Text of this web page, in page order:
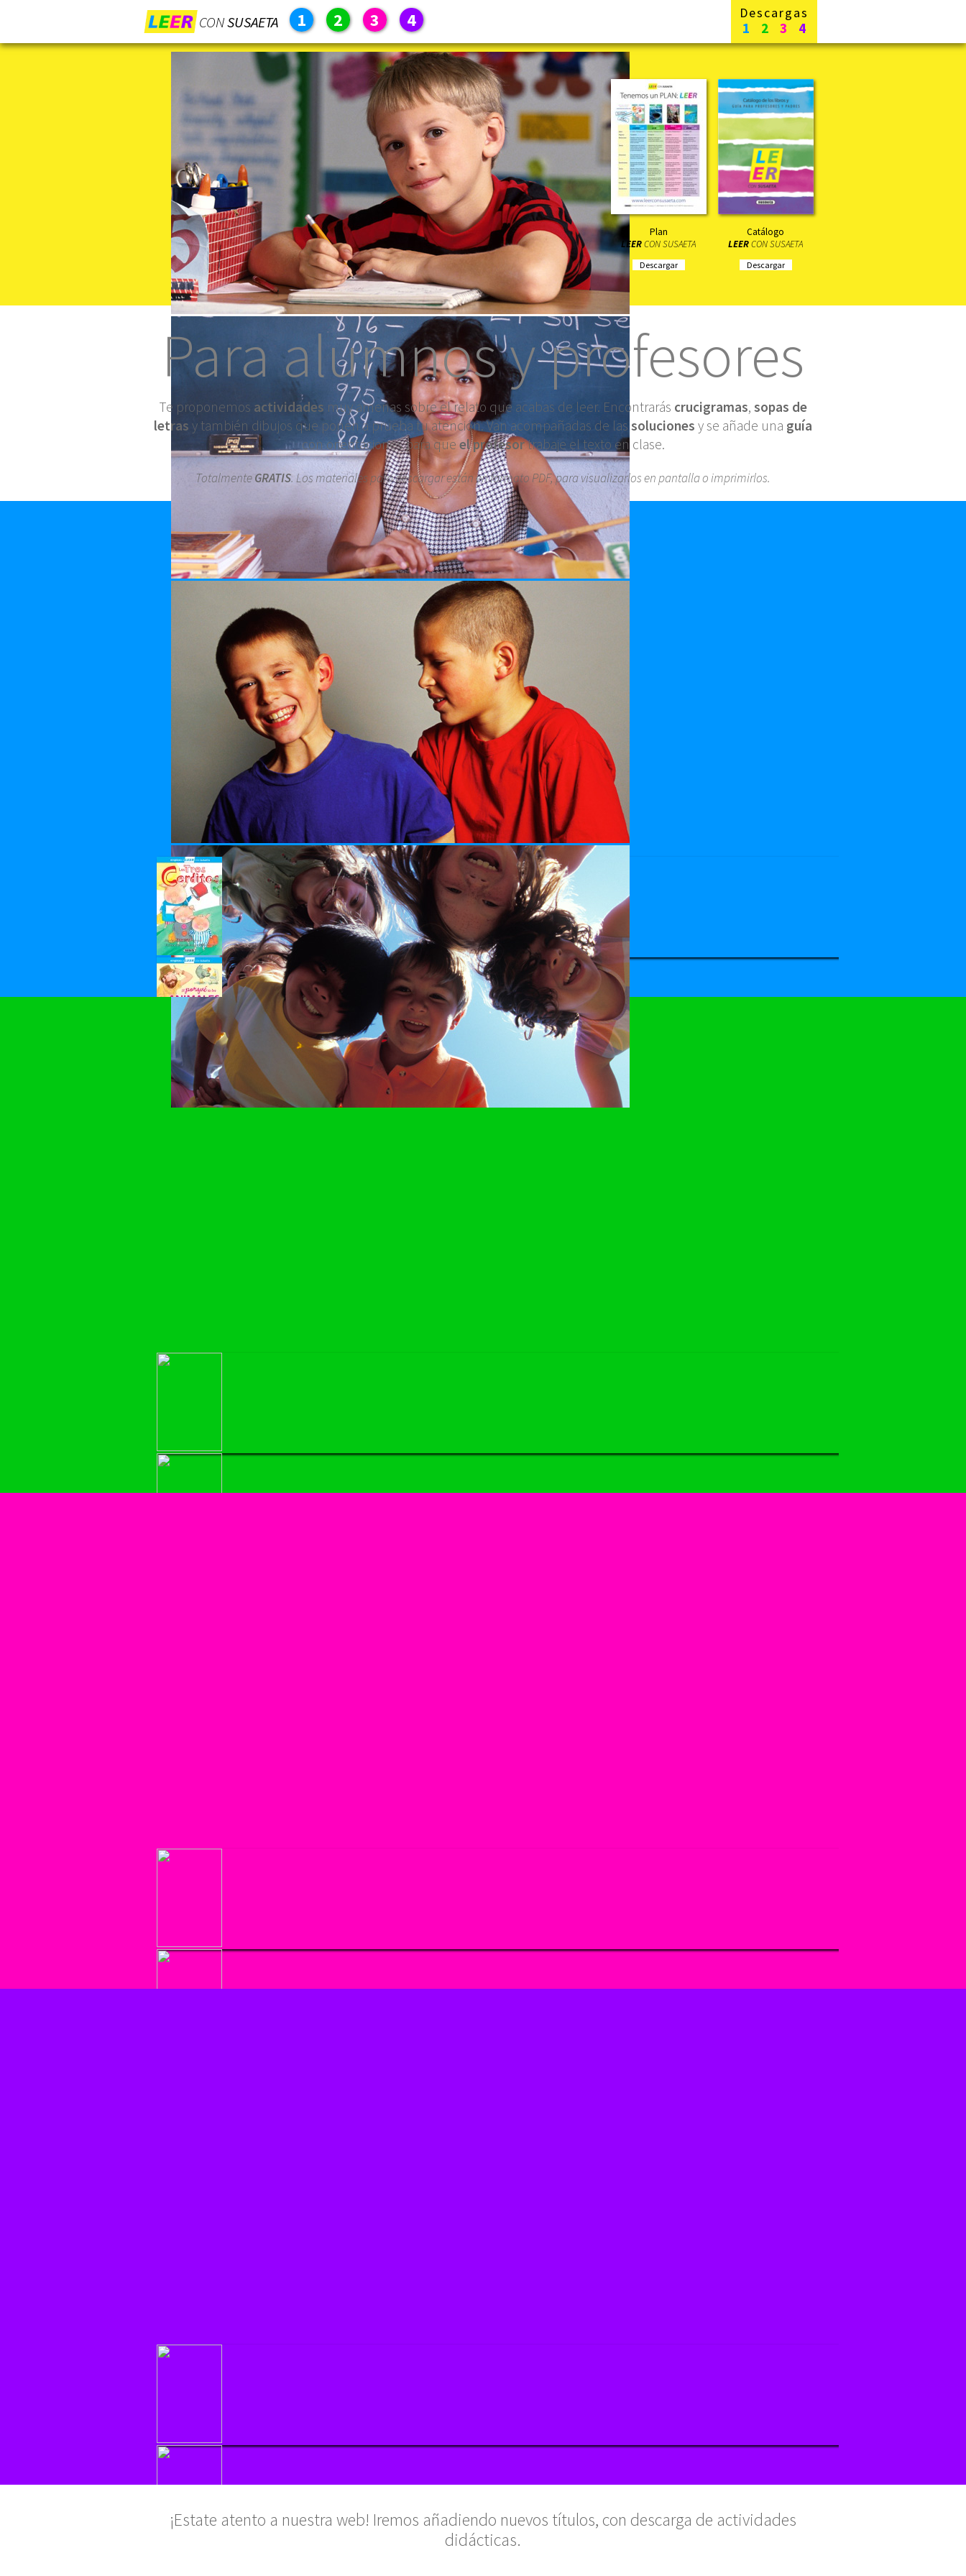
CONSUSAETA 1 2 3 4 Descargas
1 2 3 4
Plan
LEERCON SUSAETA
Descargar
Catálogo
LEERCON SUSAETA
Descargar
Para alumnos y profesores
Te proponemos actividades muy amenas sobre el relato que acabas de leer. Encontrarás crucigramas, sopas de
letras y también dibujos que ponen a prueba tu atención. Van acompañadas de las soluciones y se añade una guía
con orientaciones para que el profesortrabaje el texto en clase.
TotalmenteGRATIS. Los materiales para descargar están en formato PDF, para visualizarlos en pantalla o imprimirlos.
¡Estate atento a nuestra web! Iremos añadiendo nuevos títulos, con descarga de actividades
didácticas.